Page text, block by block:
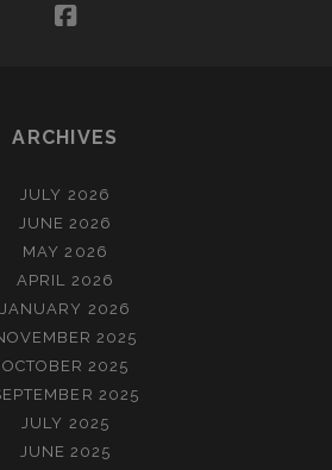
facebook
ARCHIVES
JULY 2026
JUNE 2026
MAY 2026
APRIL 2026
JANUARY 2026
2025
OCTOBER 2025
2025
JULY 2025
JUNE 2025